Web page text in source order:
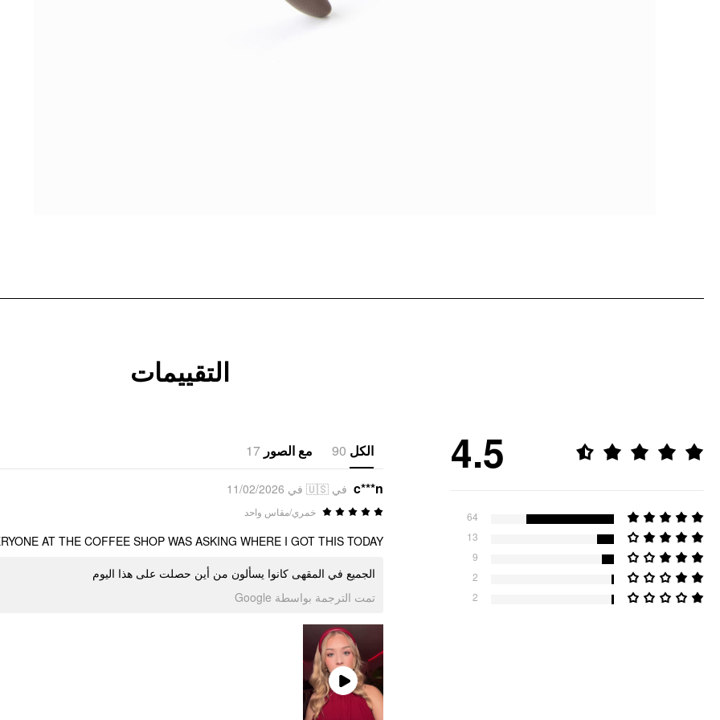
التقييمات
4.5
64
13
9
2
2
الكل 90 مع الصور 17
c***n في 🇺🇸 في 11/02/2026
خمري/مقاس واحد
AT THE COFFEE SHOP WAS ASKING WHERE I GOT THIS TODAY
الجميع في المقهى كانوا يسألون من أين حصلت على هذا اليوم
تمت الترجمة بواسطة Google
Play